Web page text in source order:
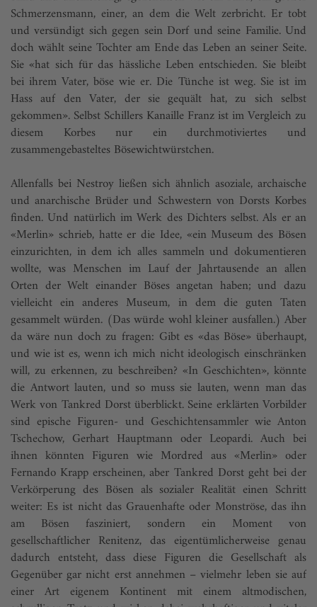
Schmerzensmann, einer, an dem die Welt zerbricht. Er tobt
und versündigt sich gegen sein Dorf und seine Familie. Und
doch wählt seine Tochter am Ende das Leben an seiner Seite.
Sie «hat sich für das hässliche Leben entschieden. Sie bleibt
bei ihrem Vater, böse wie er. Die Tünche ist weg. Sie ist im
Hass auf den Vater, der sie gequält hat, zu sich selbst
gekommen». Selbst Schillers Kanaille Franz ist im Vergleich zu
diesem Korbes nur ein durchmotiviertes und
zusammengebasteltes Bösewichtwürstchen.
Allenfalls bei Nestroy ließen sich ähnlich asoziale, archaische
und anarchische Brüder und Schwestern von Dorsts Korbes
finden. Und natürlich im Werk des Dichters selbst. Als er an
«Merlin» schrieb, hatte er die Idee, «ein Museum des Bösen
einzurichten, in dem ich alles sammeln und dokumentieren
wollte, was Menschen im Lauf der Jahrtausende an allen
Orten der Welt einander Böses angetan haben; und dazu
vielleicht ein anderes Museum, in dem die guten Taten
gesammelt würden. (Das würde wohl kleiner ausfallen.) Aber
da wäre nun doch zu fragen: Gibt es «das Böse» überhaupt,
und wie ist es, wenn ich mich nicht ideologisch einschränken
will, zu erkennen, zu beschreiben? «In Geschichten», könnte
die Antwort lauten, und so muss sie lauten, wenn man das
Werk von Tankred Dorst überblickt. Seine erklärten Vorbilder
sind epische Figuren- und Geschichtensammler wie Anton
Tschechow, Gerhart Hauptmann oder Leopardi. Auch bei
ihnen könnten Figuren wie Mordred aus «Merlin» oder
Fernando Krapp erscheinen, aber Tankred Dorst geht bei der
Verkörperung des Bösen als sozialer Realität einen Schritt
weiter: Es ist nicht das Grauenhafte oder Monströse, das ihn
am Bösen fasziniert, sondern ein Moment von
gesellschaftlicher Renitenz, das eigentümlicherweise genau
dadurch entsteht, dass diese Figuren die Gesellschaft als
Gegenüber gar nicht erst annehmen – vielmehr leben sie auf
einer Art eigenem Kontinent mit einem altmodischen,